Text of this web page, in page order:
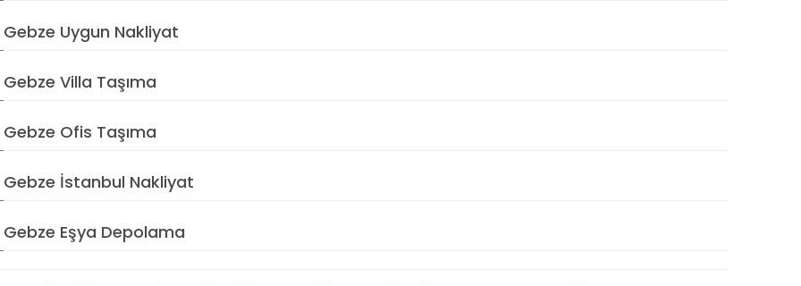
Gebze Uygun Nakliyat
Gebze Villa Taşıma
Gebze Ofis Taşıma
Gebze İstanbul Nakliyat
Gebze Eşya Depolama